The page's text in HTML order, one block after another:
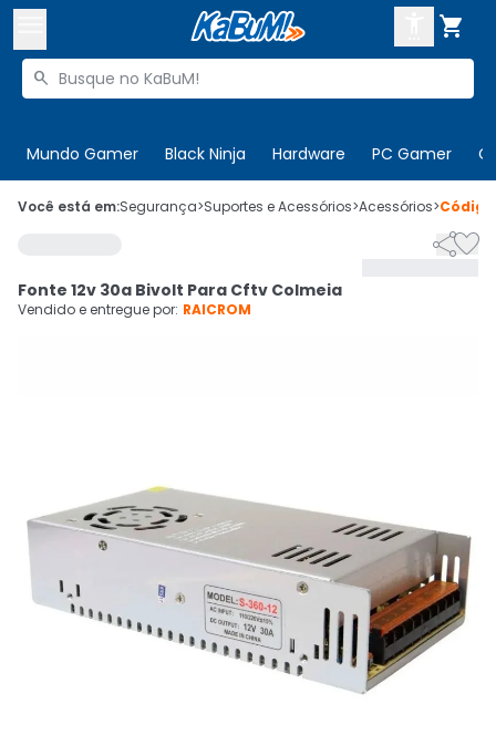

Buscar produtos

Mundo Gamer Black Ninja Hardware PC Gamer
 Olá. Acesse sua conta
Cupons
CADASTRE-SE
Você está em:Segurança>Suportes e Acessórios>Acessórios>

Fonte 12v 30a Bivolt Para Cftv Colmeia
Vendido e entregue por: RAICROM